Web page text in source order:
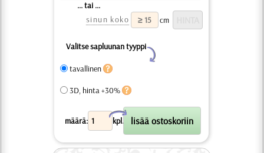
... tai ...
sinun koko
cm
Valitse sapluunan tyyppi
Y
tavallinen
3D, hinta +30%
määrä: kpl.
X